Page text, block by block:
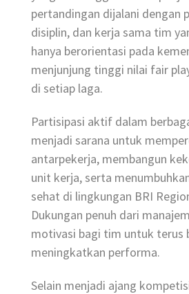
pertandingan dijalani dengan
disiplin, dan kerja sama tim
hanya berorientasi pada
menjunjung tinggi nilai fair
di setiap laga.
Partisipasi aktif dalam
menjadi sarana untuk
antarpekerja, membangun
unit kerja, serta
sehat di lingkungan BRI
Dukungan penuh dari
motivasi bagi tim untuk terus
meningkatkan performa.
Selain menjadi ajang